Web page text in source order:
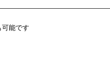
能です